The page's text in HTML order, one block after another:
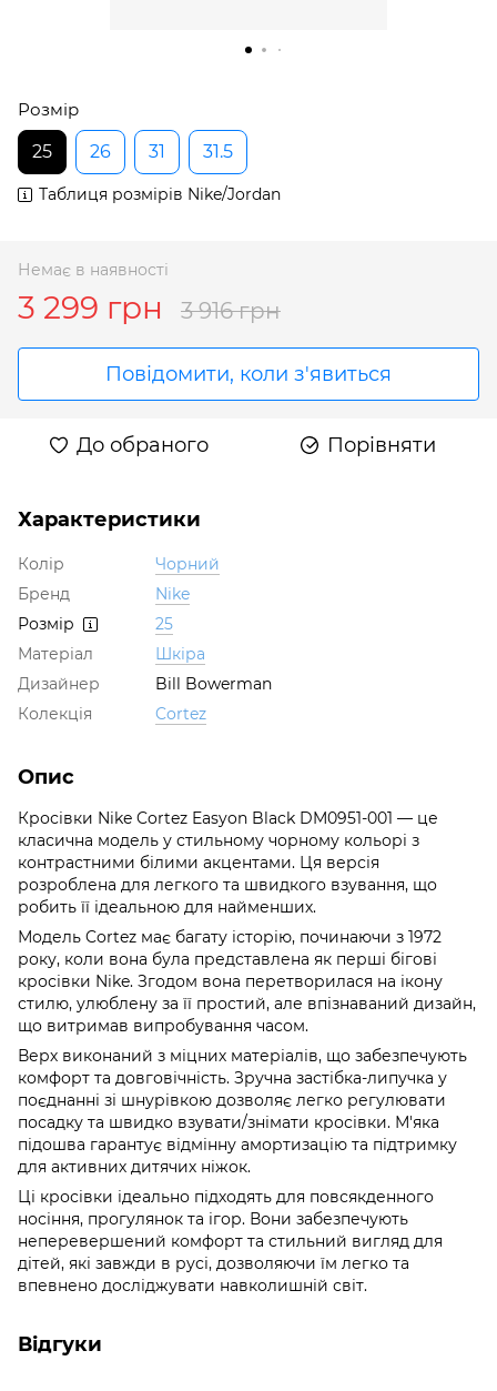
Розмір
25
26 31 31.5
Таблиця розмірів Nike/Jordan
Немає в наявності
3 299 грн 3 916 грн
Повідомити, коли з'явиться
До обраного Порівняти
Характеристики
Колір
Чорний
Бренд
Nike
Розмір
25
Матеріал
Шкіра
Дизайнер
Bill Bowerman
Колекція
Cortez
Опис
Кросівки Nike Cortez Easyon Black DM0951-001 — це
класична модель у стильному чорному кольорі з
контрастними білими акцентами. Ця версія
розроблена для легкого та швидкого взування, що
робить її ідеальною для найменших.
Модель Cortez має багату історію, починаючи з 1972
року, коли вона була представлена як перші бігові
кросівки Nike. Згодом вона перетворилася на ікону
стилю, улюблену за її простий, але впізнаваний дизайн,
що витримав випробування часом.
Верх виконаний з міцних матеріалів, що забезпечують
комфорт та довговічність. Зручна застібка-липучка у
поєднанні зі шнурівкою дозволяє легко регулювати
посадку та швидко взувати/знімати кросівки. М'яка
підошва гарантує відмінну амортизацію та підтримку
для активних дитячих ніжок.
Ці кросівки ідеально підходять для повсякденного
носіння, прогулянок та ігор. Вони забезпечують
неперевершений комфорт та стильний вигляд для
дітей, які завжди в русі, дозволяючи їм легко та
впевнено досліджувати навколишній світ.
Відгуки